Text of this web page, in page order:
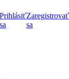
Prihlásiť
sa
Zaregistrovať
sa